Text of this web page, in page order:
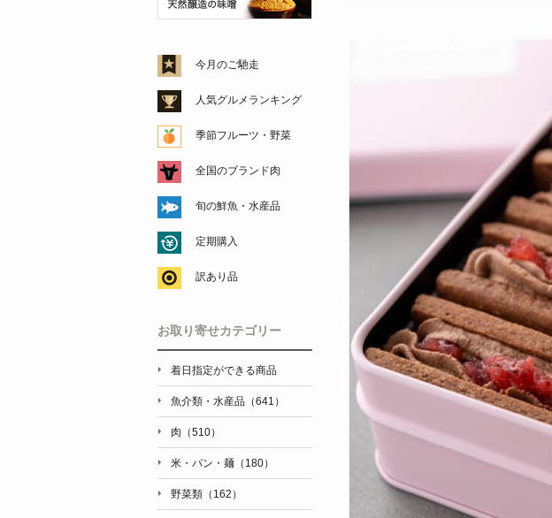
今月のご馳走
人気グルメランキング
季節フルーツ・野菜
全国のブランド肉
旬の鮮魚・水産品
定期購入
訳あり品
お取り寄せカテゴリー
着日指定ができる商品
魚介類・水産品（641）
肉（510）
米・パン・麺（180）
野菜類（162）